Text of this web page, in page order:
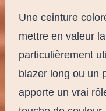
Une ceinture
mettre en valeur
particulièrement
blazer long ou un
apporte un vrai